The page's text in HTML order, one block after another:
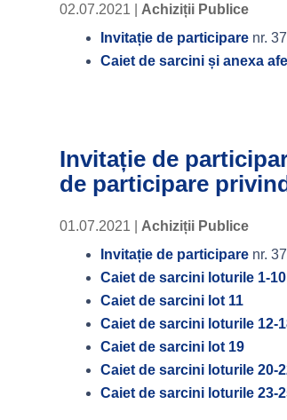
02.07.2021
Achiziții Publice
Invitație de participare nr.
Caiet de sarcini și anexa
Invitație de
de participare
01.07.2021
Achiziții Publice
Invitație de participare nr.
Caiet de sarcini loturile 1-10
Caiet de sarcini lot 11
Caiet de sarcini loturile 12-
Caiet de sarcini lot 19
Caiet de sarcini loturile 20-
Caiet de sarcini loturile 23-